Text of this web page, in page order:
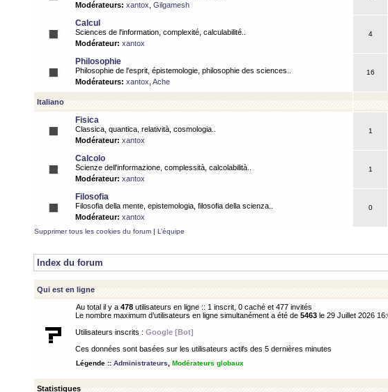
Modérateurs: xantox Gilgamesh
Calcul
Sciences de l'information, complexité, calculabilité..
Modérateur: xantox
4
Philosophie
Philosophie de l'esprit, épistemologie, philosophie des sciences..
Modérateurs: xantox Ache
16
Italiano
Fisica
Classica, quantica, relatività, cosmologia..
Modérateur: xantox
1
Calcolo
Scienze dell'informazione, complessità, calcolabilità..
Modérateur: xantox
1
Filosofia
Filosofia della mente, epistemologia, filosofia della scienza..
Modérateur: xantox
0
Supprimer tous les cookies du forum | L’équipe
Index du forum
Qui est en ligne
Au total il y a 478 utilisateurs en ligne :: 1 inscrit, 0 caché et 477 invités
Le nombre maximum d’utilisateurs en ligne simultanément a été de 5463 le 29 Juillet 2026
Utilisateurs inscrits : Google [Bot]
Ces données sont basées sur les utilisateurs actifs des 5 dernières minutes
Légende :: Administrateurs Modérateurs globaux
Statistiques